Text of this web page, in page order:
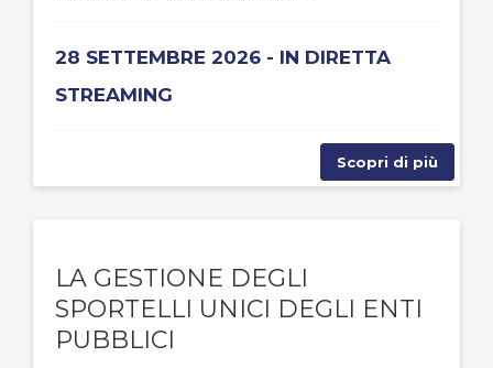
28 SETTEMBRE 2026 - IN DIRETTA
STREAMING
Scopri di più
LA GESTIONE DEGLI
SPORTELLI UNICI DEGLI ENTI
PUBBLICI